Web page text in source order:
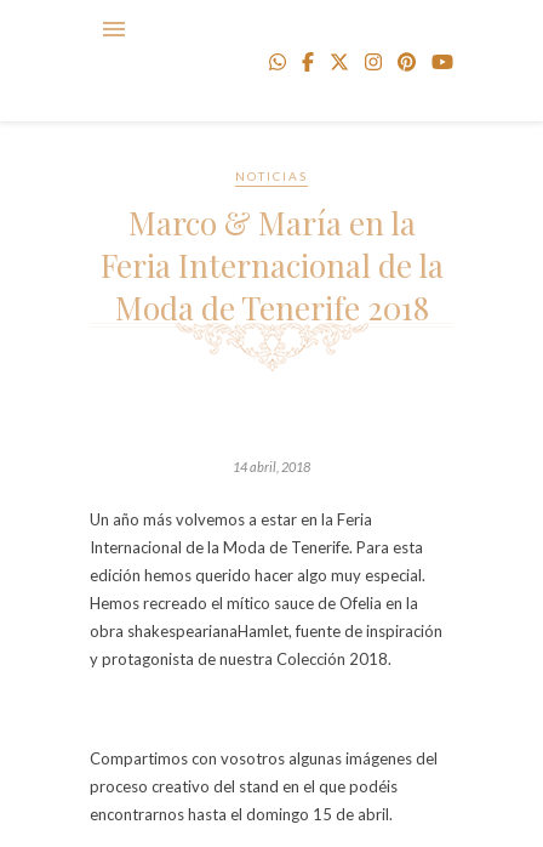
NOTICIAS
Marco & María en la
Feria Internacional de la
Moda de Tenerife 2018
14 abril, 2018
Un año más volvemos a estar en la Feria
Internacional de la Moda de Tenerife. Para esta
edición hemos querido hacer algo muy especial.
Hemos recreado el mítico sauce de Ofelia en la
obra shakespearianaHamlet, fuente de inspiración
y protagonista de nuestra Colección 2018.
Compartimos con vosotros algunas imágenes del
proceso creativo del stand en el que podéis
encontrarnos hasta el domingo 15 de abril.